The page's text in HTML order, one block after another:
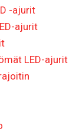
-ajurit
ajurit
LED-ajurit